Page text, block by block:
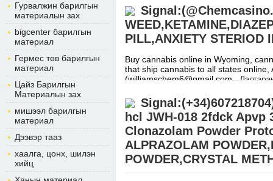
Гурвалжин барилгын
материалын зах
bigcenter барилгын
материал
Гермес төв барилгын
материал
Цайз Барилгын
Материалын зах
мишээл барилгын
материал
Дээвэр тааз
хаалга, цонх, шилэн
хийц
PILL,ANXIETY STERIOD
Buy cannabis online in Wyoming,
that ship cannabis to all states
(williamschem6@gmail.com
hcl JWH-018 2fdck
Clonazolam Powder
ALPRAZOLAM
POWDER,CRYSTAL